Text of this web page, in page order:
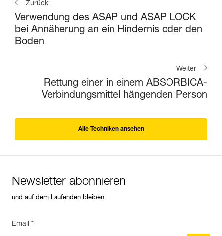
Zurück
Verwendung des ASAP und ASAP LOCK
bei Annäherung an ein Hindernis oder den
Boden
Weiter
Rettung einer in einem ABSORBICA-
Verbindungsmittel hängenden Person
Alle Techniken ansehen
Newsletter abonnieren
und auf dem Laufenden bleiben
Email *